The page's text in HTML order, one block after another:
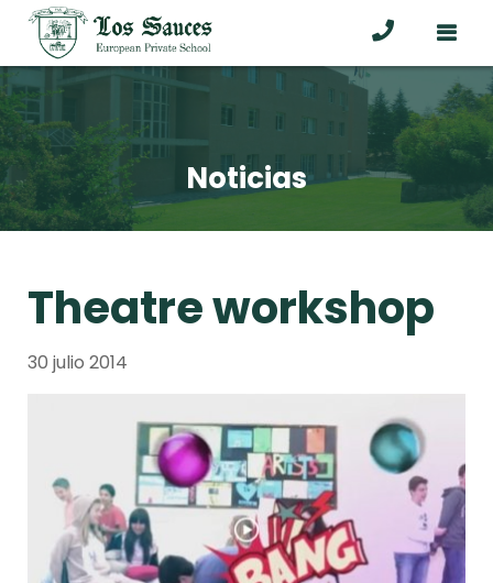
Noticias
Theatre workshop
30 julio 2014